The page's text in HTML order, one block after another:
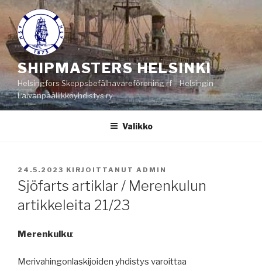
Siirry
sisältöön
SHIPMASTERS HELSINKI
Helsingfors Skeppsbefälhavareförening rf – Helsingin
Laivanpäällikköyhdistys ry
Valikko
JULKAISTU
24.5.2023 KIRJOITTANUT ADMIN
Sjöfarts artiklar / Merenkulun
artikkeleita 21/23
Merenkulku:
Merivahingonlaskijoiden yhdistys varoittaa